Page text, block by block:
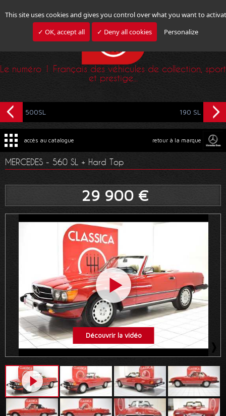
This site uses cookies and gives you control over what you want to
✓ OK, accept all
✓ Deny all cookies Personalize
Le numéro 1 Français des véhicules de collection, sport
et prestige...
500SL
accès au catalogue retour à la marque
190 SL
MERCEDES - 560 SL + Hard Top
29 900 €
Découvrir la vidéo